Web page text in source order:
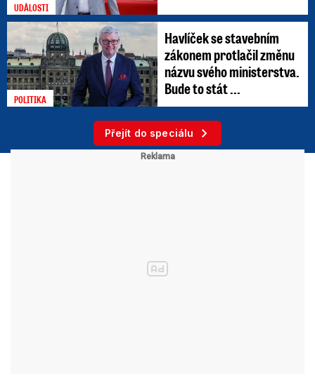
UDÁLOSTI
POLITIKA
Havlíček se stavebním
zákonem protlačil změnu
názvu svého ministerstva.
Bude to stát ...
Přejít do speciálu